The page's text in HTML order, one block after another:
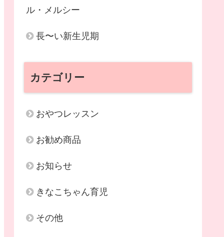
ル・メルシー
長〜い新生児期
カテゴリー
おやつレッスン
お勧め商品
お知らせ
きなこちゃん育児
その他